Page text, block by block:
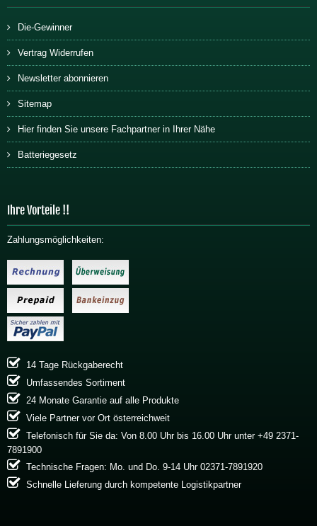
Die-Gewinner
Vertrag Widerrufen
Newsletter abonnieren
Sitemap
Hier finden Sie unsere Fachpartner in Ihrer Nähe
Batteriegesetz
Ihre Vorteile !!
Zahlungsmöglichkeiten:
14 Tage Rückgaberecht
Umfassendes Sortiment
24 Monate Garantie auf alle Produkte
Viele Partner vor Ort österreichweit
Telefonisch für Sie da: Von 8.00 Uhr bis 16.00 Uhr unter +49 2371-
7891900
Technische Fragen: Mo. und Do. 9-14 Uhr 02371-7891920
Schnelle Lieferung durch kompetente Logistikpartner